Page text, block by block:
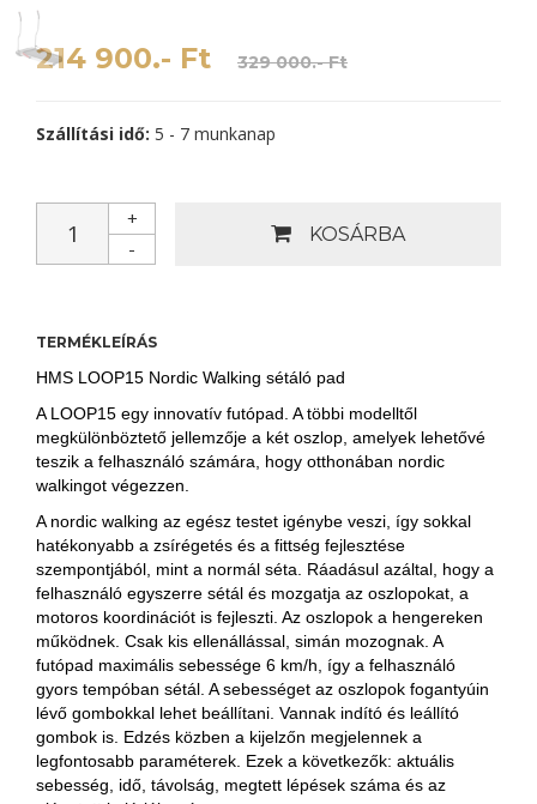
214 900.- Ft 329 000.- Ft
Szállítási idő: 5 - 7 munkanap
+
-
KOSÁRBA
TERMÉKLEÍRÁS
HMS LOOP15 Nordic Walking sétáló pad
A LOOP15 egy innovatív futópad. A többi modelltől
megkülönböztető jellemzője a két oszlop, amelyek lehetővé
teszik a felhasználó számára, hogy otthonában nordic
walkingot végezzen.
A nordic walking az egész testet igénybe veszi, így sokkal
hatékonyabb a zsírégetés és a fittség fejlesztése
szempontjából, mint a normál séta. Ráadásul azáltal, hogy a
felhasználó egyszerre sétál és mozgatja az oszlopokat, a
motoros koordinációt is fejleszti. Az oszlopok a hengereken
működnek. Csak kis ellenállással, simán mozognak. A
futópad maximális sebessége 6 km/h, így a felhasználó
gyors tempóban sétál. A sebességet az oszlopok fogantyúin
lévő gombokkal lehet beállítani. Vannak indító és leállító
gombok is. Edzés közben a kijelzőn megjelennek a
legfontosabb paraméterek. Ezek a következők: aktuális
sebesség, idő, távolság, megtett lépések száma és az